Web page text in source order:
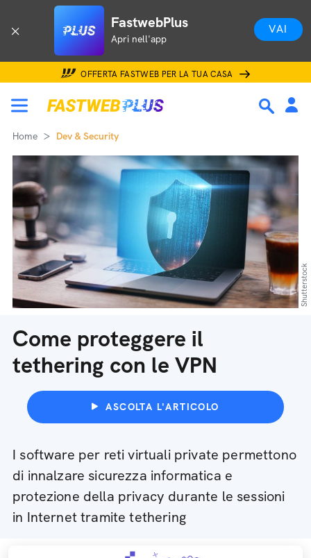
FastwebPlus
Apri nell'app
VAI
OFFERTA FASTWEB PER LA TUA CASA
Home Dev & Security
Come proteggere il
tethering con le VPN
ASCOLTA L'ARTICOLO
I software per reti virtuali private permettono
di innalzare sicurezza informatica e
protezione della privacy durante le sessioni
in Internet tramite tethering
Shutterstock